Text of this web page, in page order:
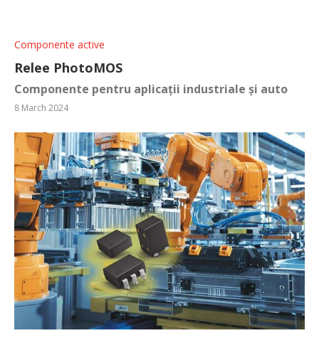
Componente active
Relee PhotoMOS
Componente pentru aplicații industriale și auto
8 March 2024